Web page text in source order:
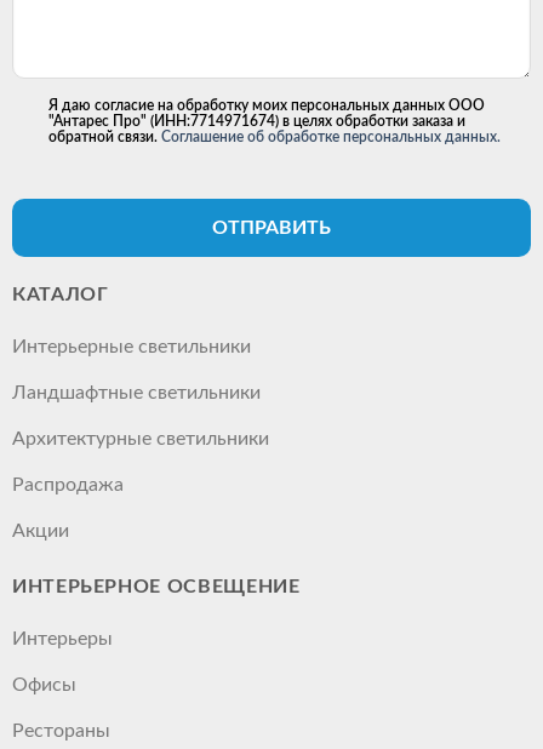
Я даю согласие на обработку моих персональных данных ООО
"Антарес Про" (ИНН:7714971674) в целях обработки заказа и
обратной связи. Соглашение об обработке персональных данных.
ОТПРАВИТЬ
КАТАЛОГ
Интерьерные светильники
Ландшафтные светильники
Архитектурные светильники
Распродажа
Акции
ИНТЕРЬЕРНОЕ ОСВЕЩЕНИЕ
Интерьеры
Офисы
Рестораны